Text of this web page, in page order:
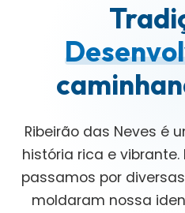
Ribeirão das Neves é
história rica e
passamos por
moldaram nossa